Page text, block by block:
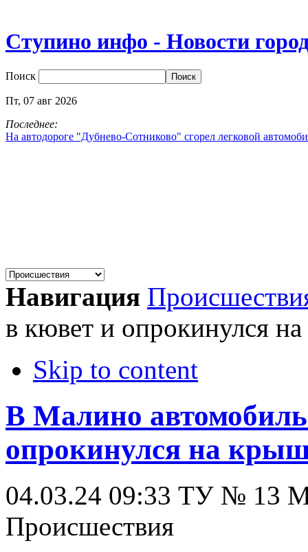
Ступино инфо - Новости
Поиск
Пт, 07 авг 2026
Последнее:
На автодороге "Дубнево‑Сотниково" сгорел легковой
Навигация
в кювет и опрокинулся
Skip to content
В Малино
опрокинулся на
04.03.24 09:33 ТУ № 13
Происшествия